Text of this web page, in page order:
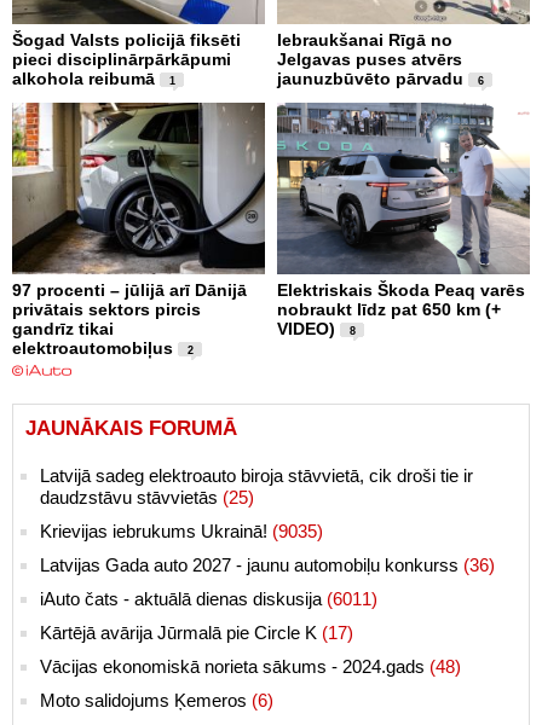
Šogad Valsts policijā fiksēti
pieci disciplinārpārkāpumi
alkohola reibumā
1
Iebraukšanai Rīgā no
Jelgavas puses atvērs
jaunuzbūvēto pārvadu
6
97 procenti – jūlijā arī Dānijā
privātais sektors pircis
gandrīz tikai
elektroautomobiļus
2
Elektriskais Škoda Peaq varēs
nobraukt līdz pat 650 km (+
VIDEO)
8
JAUNĀKAIS FORUMĀ
Latvijā sadeg elektroauto biroja stāvvietā, cik droši tie ir
daudzstāvu stāvvietās (25)
Krievijas iebrukums Ukrainā! (9035)
Latvijas Gada auto 2027 - jaunu automobiļu konkurss (36)
iAuto čats - aktuālā dienas diskusija (6011)
Kārtējā avārija Jūrmalā pie Circle K (17)
Vācijas ekonomiskā norieta sākums - 2024.gads (48)
Moto salidojums Ķemeros (6)